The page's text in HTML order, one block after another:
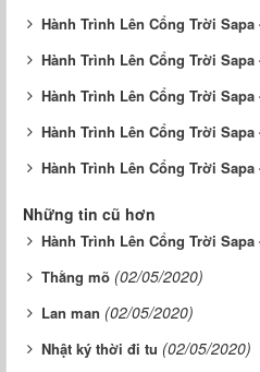
Hành Trình Lên Cổng Trời Sapa
Hành Trình Lên Cổng Trời Sapa
Hành Trình Lên Cổng Trời Sapa
Hành Trình Lên Cổng Trời Sapa
Hành Trình Lên Cổng Trời Sapa
Những tin cũ hơn
Hành Trình Lên Cổng Trời Sapa
Thằng mõ (02/05/2020)
Lan man (02/05/2020)
Nhật ký thời đi tu (02/05/2020)